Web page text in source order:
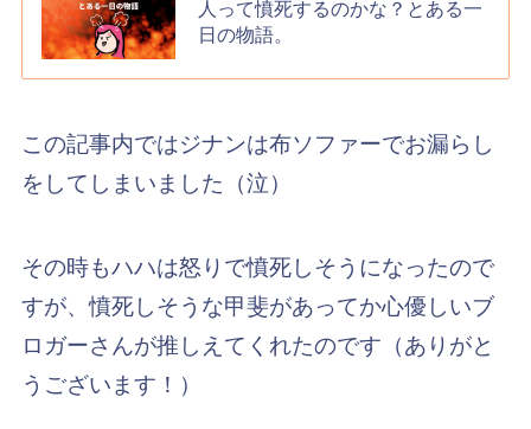
人って憤死するのかな？とある一
日の物語。
この記事内ではジナンは布ソファーでお漏らし
をしてしまいました（泣）
その時もハハは怒りで憤死しそうになったので
すが、憤死しそうな甲斐があってか心優しいブ
ロガーさんが推しえてくれたのです（ありがと
うございます！）